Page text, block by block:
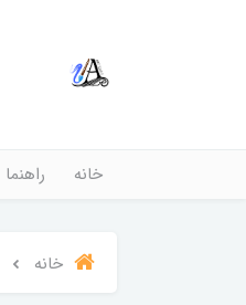
خانه راهنما
خانه